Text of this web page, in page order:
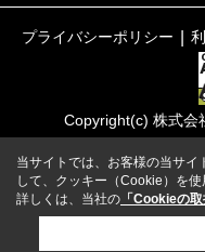
プライバシーポリシー
Copyright(c) 株式会
当サイトでは、お客様の当サイ
して、クッキー（Cookie）を使
詳しくは、当社の 「Cookieの